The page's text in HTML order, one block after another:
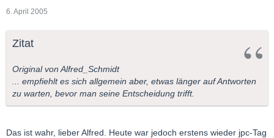
6. April 2005
Zitat
Original von Alfred_Schmidt
... empfiehlt es sich allgemein aber, etwas länger auf Antworten
zu warten, bevor man seine Entscheidung trifft.
Das ist wahr, lieber Alfred. Heute war jedoch erstens wieder jpc-Tag